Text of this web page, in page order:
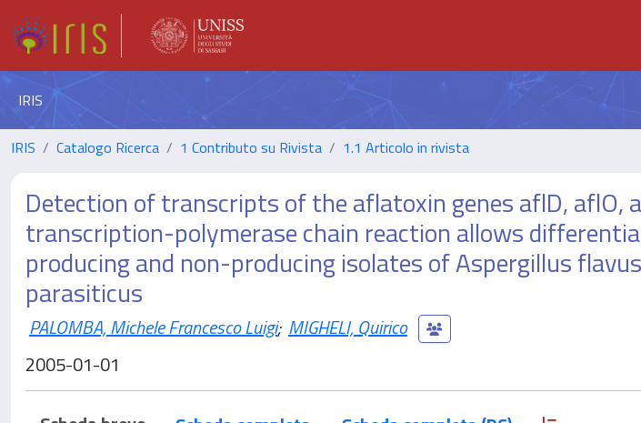
IRIS
IRIS Catalogo Ricerca 1 Contributo su Rivista 1.1 Articolo in rivista
Detection of transcripts of the aflatoxin genes aflD, aflO,
transcription-polymerase chain reaction allows
producing and non-producing isolates of Aspergillus
parasiticus
PALOMBA, Michele Francesco Luigi; MIGHELI, Quirico
2005-01-01